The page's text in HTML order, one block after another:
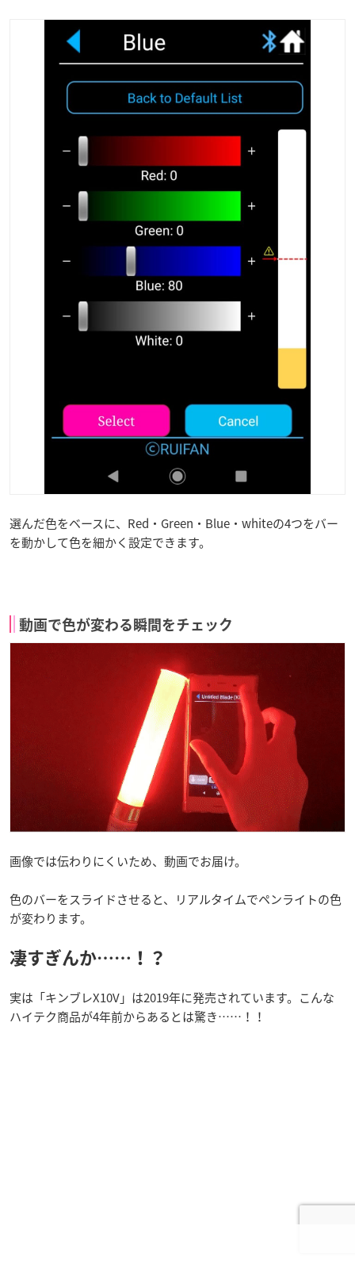
選んだ色をベースに、Red・Green・Blue・whiteの4つをバー
を動かして色を細かく設定できます。
動画で色が変わる瞬間をチェック
画像では伝わりにくいため、動画でお届け。
色のバーをスライドさせると、リアルタイムでペンライトの色
が変わります。
凄すぎんか……！？
実は「キンブレX10V」は2019年に発売されています。こんな
ハイテク商品が4年前からあるとは驚き……！！